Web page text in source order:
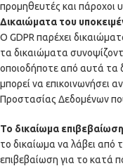
προμηθευτές και πάροχοι
Δικαιώματα του
Ο GDPR παρέχει
τα δικαιώματα
οποιοδήποτε από αυτά τα
μπορεί να επικοινωνήσει
Προστασίας Δεδομένων
Το δικαίωμα
το δικαίωμα να λάβει από
επιβεβαίωση για το κατά